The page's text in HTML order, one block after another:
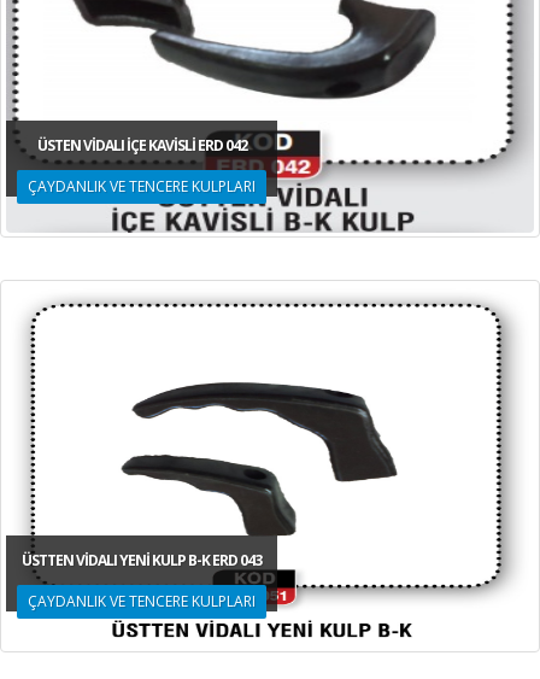
ÜSTEN VİDALI İÇE KAVİSLİ ERD 042
ÇAYDANLIK VE TENCERE KULPLARI
ÜSTTEN VİDALI YENİ KULP B-K ERD 043
ÇAYDANLIK VE TENCERE KULPLARI